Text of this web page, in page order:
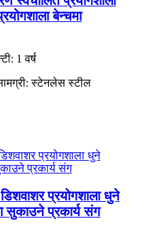
बेन्चमा
1 वर्ष
स्टेनलेस स्टील
प्रयोगशाला धुने
सुकाउने प्रकार्य संग